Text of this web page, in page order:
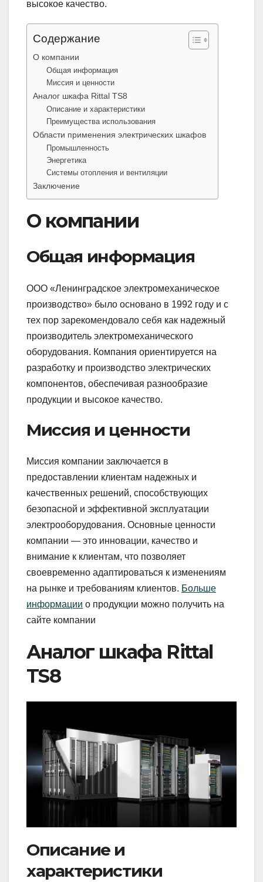
высокое качество.
Содержание
О компании
Общая информация
Миссия и ценности
Аналог шкафа Rittal TS8
Описание и характеристики
Преимущества использования
Области применения электрических шкафов
Промышленность
Энергетика
Системы отопления и вентиляции
Заключение
О компании
Общая информация
ООО «Ленинградское электромеханическое
производство» было основано в 1992 году и с
тех пор зарекомендовало себя как надежный
производитель электромеханического
оборудования. Компания ориентируется на
разработку и производство электрических
компонентов, обеспечивая разнообразие
продукции и высокое качество.
Миссия и ценности
Миссия компании заключается в
предоставлении клиентам надежных и
качественных решений, способствующих
безопасной и эффективной эксплуатации
электрооборудования. Основные ценности
компании — это инновации, качество и
внимание к клиентам, что позволяет
своевременно адаптироваться к изменениям
на рынке и требованиям клиентов. Больше
информации о продукции можно получить на
сайте компании
Аналог шкафа Rittal
TS8
Описание и
характеристики